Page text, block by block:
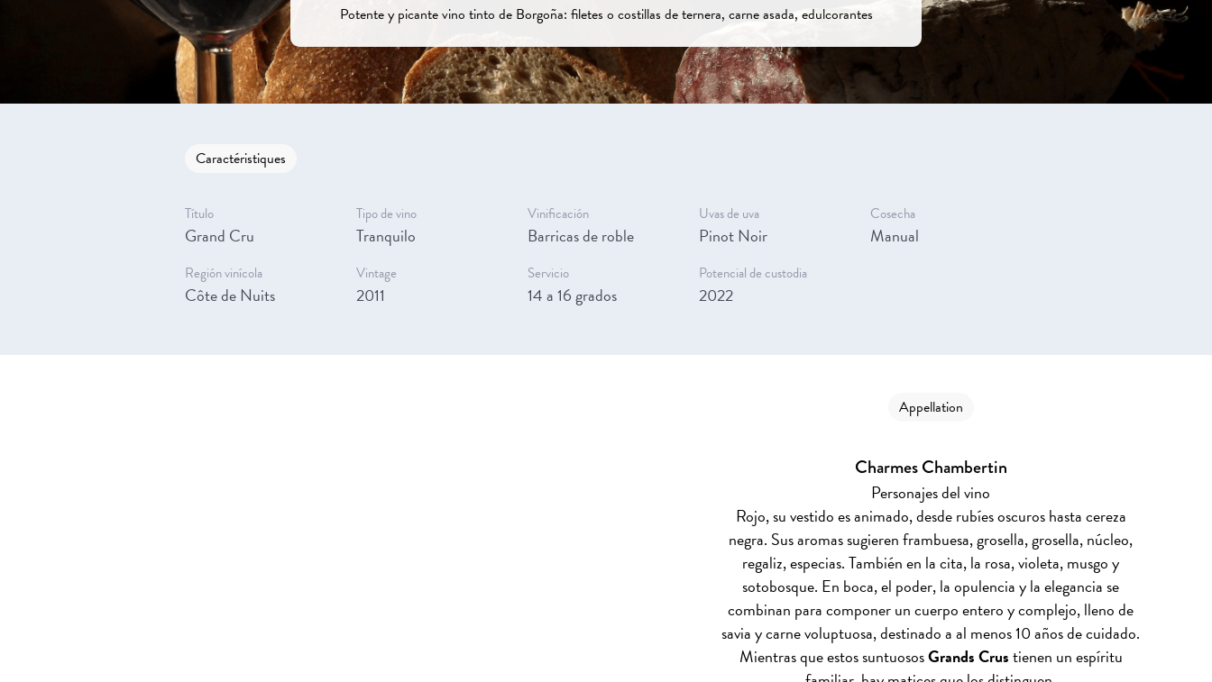
Potente y picante vino tinto de Borgoña: filetes o costillas de ternera, carne asada, edulcorantes
Caractéristiques
Título
Grand Cru
Tipo de vino
Tranquilo
Vinificación
Barricas de roble
Uvas de uva
Pinot Noir
Cosecha
Manual
Región vinícola
Côte de Nuits
Vintage
2011
Servicio
14 a 16 grados
Potencial de custodia
2022
Appellation
Charmes Chambertin
Personajes del vino
Rojo, su vestido es animado, desde rubíes oscuros hasta cereza
negra. Sus aromas sugieren frambuesa, grosella, grosella, núcleo,
regaliz, especias. También en la cita, la rosa, violeta, musgo y
sotobosque. En boca, el poder, la opulencia y la elegancia se
combinan para componer un cuerpo entero y complejo, lleno de
savia y carne voluptuosa, destinado a al menos 10 años de cuidado.
Mientras que estos suntuososGrands Crustienen un espíritu